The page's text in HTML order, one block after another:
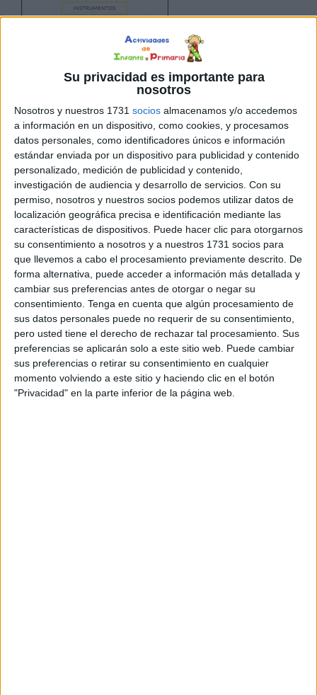
Su privacidad es importante para
nosotros
Nosotros y nuestros 1731 socios almacenamos y/o accedemos
a información en un dispositivo, como cookies, y procesamos
datos personales, como identificadores únicos e información
estándar enviada por un dispositivo para publicidad y contenido
personalizado, medición de publicidad y contenido,
investigación de audiencia y desarrollo de servicios. Con su
permiso, nosotros y nuestros socios podemos utilizar datos de
localización geográfica precisa e identificación mediante las
características de dispositivos. Puede hacer clic para otorgarnos
su consentimiento a nosotros y a nuestros 1731 socios para
que llevemos a cabo el procesamiento previamente descrito. De
forma alternativa, puede acceder a información más detallada y
cambiar sus preferencias antes de otorgar o negar su
consentimiento. Tenga en cuenta que algún procesamiento de
sus datos personales puede no requerir de su consentimiento,
pero usted tiene el derecho de rechazar tal procesamiento. Sus
preferencias se aplicarán solo a este sitio web. Puede cambiar
sus preferencias o retirar su consentimiento en cualquier
momento volviendo a este sitio y haciendo clic en el botón
"Privacidad" en la parte inferior de la página web.